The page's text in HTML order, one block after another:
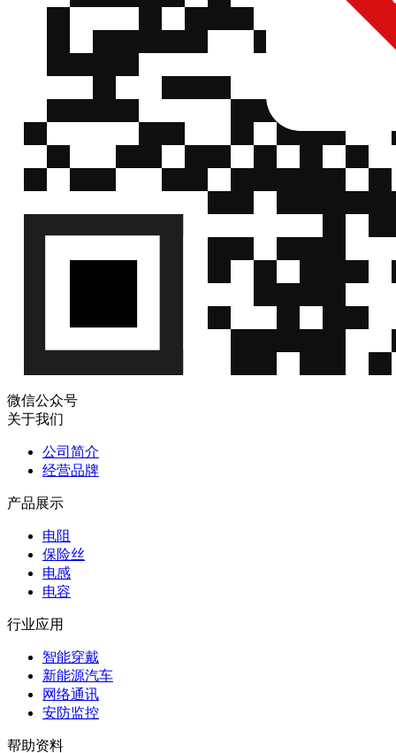
微信公众号
关于我们
公司简介
经营品牌
产品展示
电阻
保险丝
电感
电容
行业应用
智能穿戴
新能源汽车
网络通讯
安防监控
帮助资料